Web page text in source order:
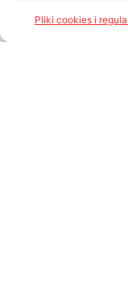
Pliki cookies i